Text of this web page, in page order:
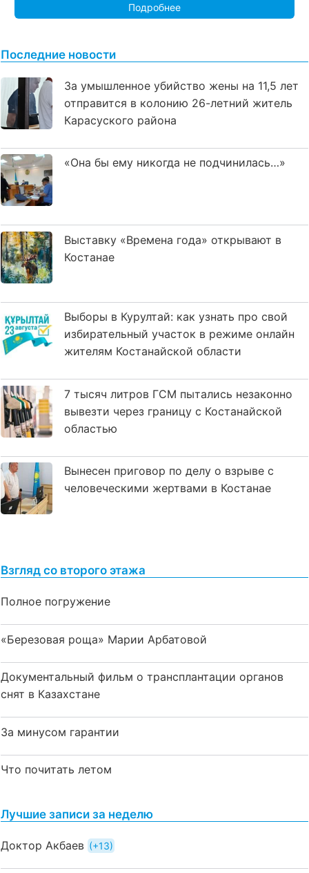
Подробнее
Последние новости
За умышленное убийство жены на 11,5 лет
отправится в колонию 26-летний житель
Карасуского района
«Она бы ему никогда не подчинилась…»
Выставку «Времена года» открывают в
Костанае
Выборы в Курултай: как узнать про свой
избирательный участок в режиме онлайн
жителям Костанайской области
7 тысяч литров ГСМ пытались незаконно
вывезти через границу с Костанайской
областью
Вынесен приговор по делу о взрыве с
человеческими жертвами в Костанае
Взгляд со второго этажа
Полное погружение
«Березовая роща» Марии Арбатовой
Документальный фильм о трансплантации органов
снят в Казахстане
За минусом гарантии
Что почитать летом
Лучшие записи за неделю
Доктор Акбаев +13